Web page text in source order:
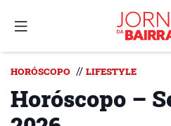
HORÓSCOPO // LIFESTYLE
Horóscopo –